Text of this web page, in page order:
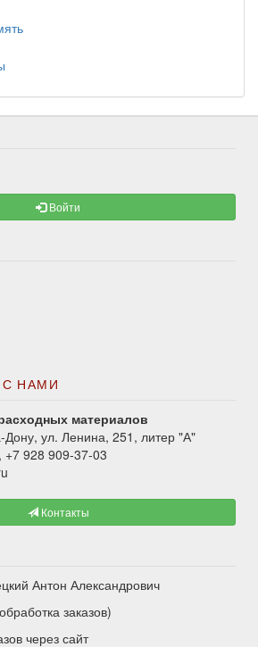
Войти
С НАМИ
материалов
Дону, ул. Ленина, 251, литер "А"
+7 928 909-37-03
Контакты
Антон Александрович
заказов)
через сайт